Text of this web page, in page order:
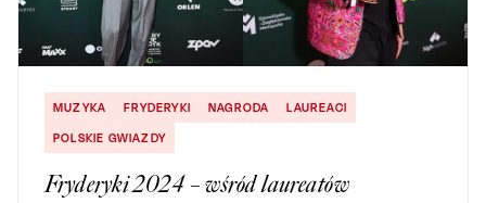
MUZYKA FRYDERYKI NAGRODA
LAUREACI
POLSKIE GWIAZDY
Fryderyki 2024 – wśród laureatów